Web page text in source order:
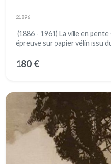
21896
(1886 - 1961) La ville en
épreuve sur papier vélin issu
180 €